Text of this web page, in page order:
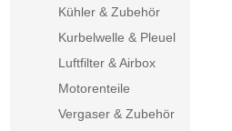
Kühler & Zubehör
Kurbelwelle & Pleuel
Luftfilter & Airbox
Motorenteile
Vergaser & Zubehör